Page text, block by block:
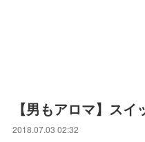
【男もアロマ】ス
2018.07.03 02:32